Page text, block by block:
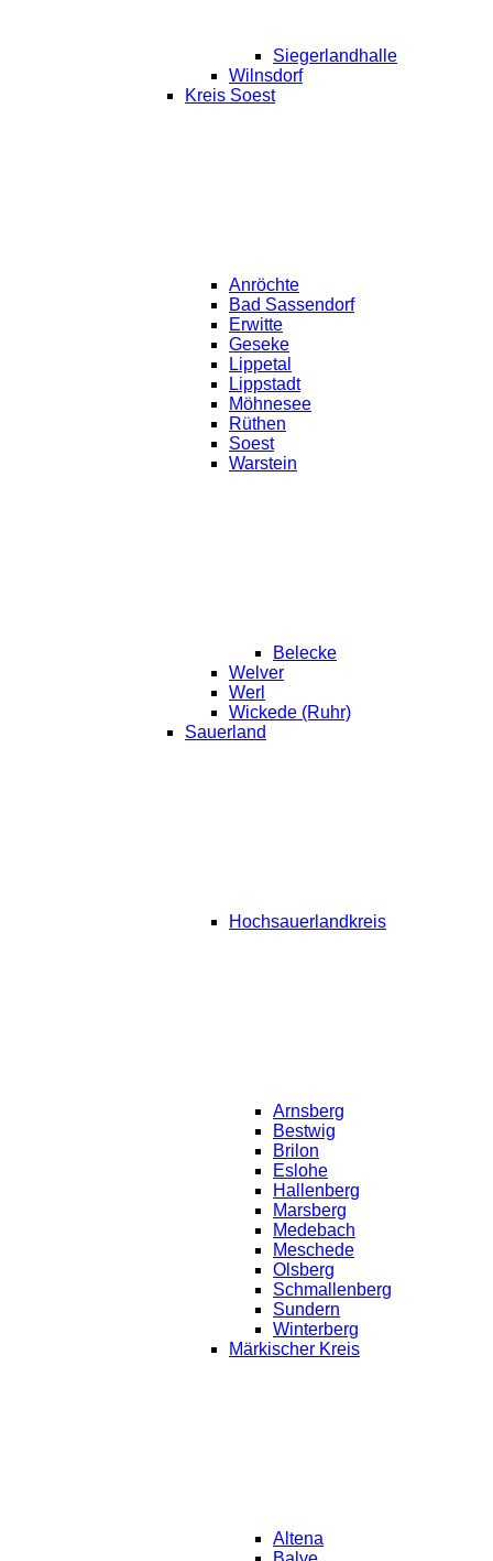
Siegerlandhalle
Wilnsdorf
Kreis Soest
Anröchte
Bad Sassendorf
Erwitte
Geseke
Lippetal
Lippstadt
Möhnesee
Rüthen
Soest
Warstein
Belecke
Welver
Werl
Wickede (Ruhr)
Sauerland
Hochsauerlandkreis
Arnsberg
Bestwig
Brilon
Eslohe
Hallenberg
Marsberg
Medebach
Meschede
Olsberg
Schmallenberg
Sundern
Winterberg
Märkischer Kreis
Altena